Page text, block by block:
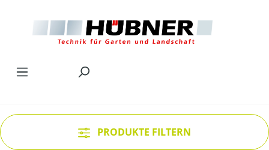
PRODUKTE FILTERN